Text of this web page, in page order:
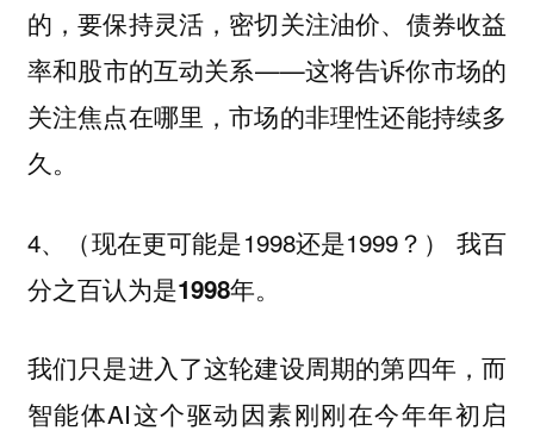
的，要保持灵活，密切关注油价、债券收益
率和股市的互动关系——这将告诉你市场的
关注焦点在哪里，市场的非理性还能持续多
久。
4、（现在更可能是1998还是1999？） 我百
分之百认为是1998年。
我们只是进入了这轮建设周期的第四年，而
智能体AI这个驱动因素刚刚在今年年初启